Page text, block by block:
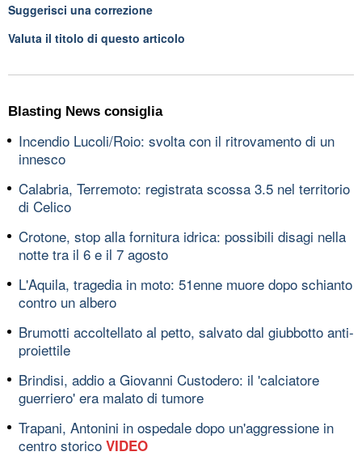
Suggerisci una correzione
Valuta il titolo di questo articolo
Blasting News consiglia
Incendio Lucoli/Roio: svolta con il ritrovamento di un
innesco
Calabria, Terremoto: registrata scossa 3.5 nel territorio
di Celico
Crotone, stop alla fornitura idrica: possibili disagi nella
notte tra il 6 e il 7 agosto
L'Aquila, tragedia in moto: 51enne muore dopo schianto
contro un albero
Brumotti accoltellato al petto, salvato dal giubbotto anti-
proiettile
Brindisi, addio a Giovanni Custodero: il 'calciatore
guerriero' era malato di tumore
Trapani, Antonini in ospedale dopo un'aggressione in
centro storico VIDEO